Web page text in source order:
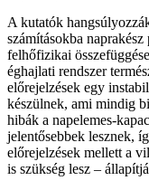
A kutatók
számításokba
felhőfizikai
éghajlati rendszer
előrejelzések egy
készülnek, ami mindig
hibák a napelemes-
jelentősebbek lesznek,
előrejelzések mellett a
is szükség lesz –